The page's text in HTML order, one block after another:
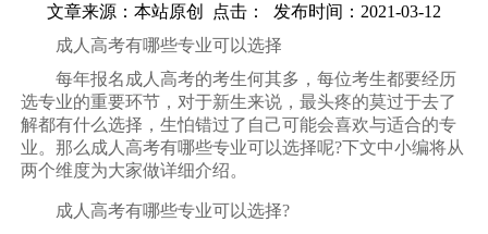
文章来源：本站原创 点击：
发布时间：2021-03-12
成人高考有哪些专业可以选择
每年报名成人高考的考生何其多，每位考生都要经历
选专业的重要环节，对于新生来说，最头疼的莫过于去了
解都有什么选择，生怕错过了自己可能会喜欢与适合的专
业。那么成人高考有哪些专业可以选择呢?下文中小编将从
两个维度为大家做详细介绍。
成人高考有哪些专业可以选择?